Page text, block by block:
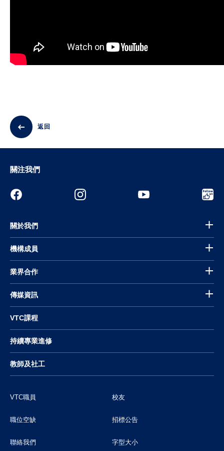
返回
關注我們
關於我們
機構成員
業界合作
傳媒資訊
VTC課程
持續專業進修
教師及社工
VTC職員 校友
職位空缺 招標公告
聯絡我們 字型大小